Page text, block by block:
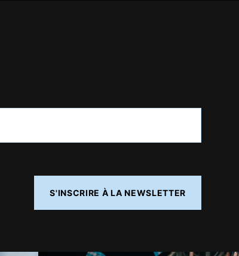
S'INSCRIRE À LA NEWSLETTER